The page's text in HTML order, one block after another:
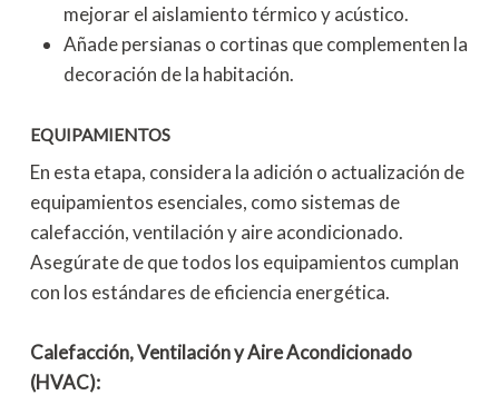
mejorar el aislamiento térmico y acústico.
Añade persianas o cortinas que complementen la
decoración de la habitación.
EQUIPAMIENTOS
En esta etapa, considera la adición o actualización de
equipamientos esenciales, como sistemas de
calefacción, ventilación y aire acondicionado.
Asegúrate de que todos los equipamientos cumplan
con los estándares de eficiencia energética.
Calefacción, Ventilación y Aire Acondicionado
(HVAC):